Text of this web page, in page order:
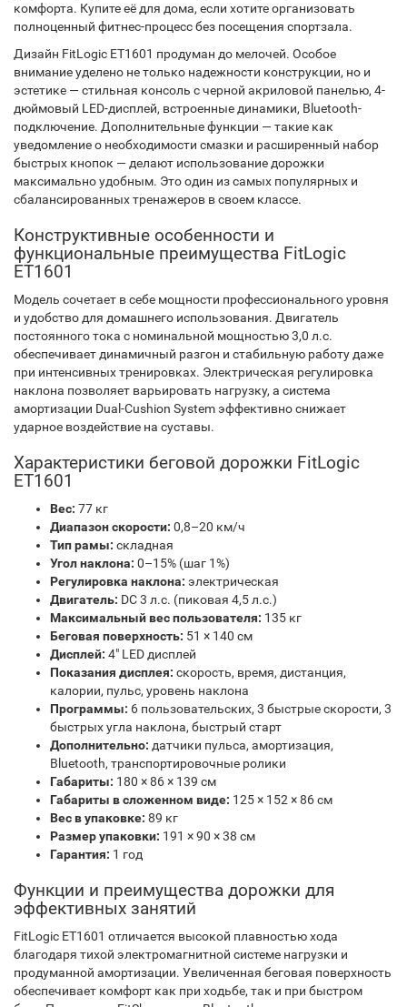
комфорта. Купите её для дома, если хотите организовать
полноценный фитнес-процесс без посещения спортзала.
Дизайн FitLogic ET1601 продуман до мелочей. Особое
внимание уделено не только надежности конструкции, но и
эстетике — стильная консоль с черной акриловой панелью, 4-
дюймовый LED-дисплей, встроенные динамики, Bluetooth-
подключение. Дополнительные функции — такие как
уведомление о необходимости смазки и расширенный набор
быстрых кнопок — делают использование дорожки
максимально удобным. Это один из самых популярных и
сбалансированных тренажеров в своем классе.
Конструктивные особенности и
функциональные преимущества FitLogic
ET1601
Модель сочетает в себе мощности профессионального уровня
и удобство для домашнего использования. Двигатель
постоянного тока с номинальной мощностью 3,0 л.с.
обеспечивает динамичный разгон и стабильную работу даже
при интенсивных тренировках. Электрическая регулировка
наклона позволяет варьировать нагрузку, а система
амортизации Dual-Cushion System эффективно снижает
ударное воздействие на суставы.
Характеристики беговой дорожки FitLogic
ET1601
Вес: 77 кг
Диапазон скорости: 0,8–20 км/ч
Тип рамы: складная
Угол наклона: 0–15% (шаг 1%)
Регулировка наклона: электрическая
Двигатель: DC 3 л.с. (пиковая 4,5 л.с.)
Максимальный вес пользователя: 135 кг
Беговая поверхность: 51 × 140 см
Дисплей: 4" LED дисплей
Показания дисплея: скорость, время, дистанция,
калории, пульс, уровень наклона
Программы: 6 пользовательских, 3 быстрые скорости, 3
быстрых угла наклона, быстрый старт
Дополнительно: датчики пульса, амортизация,
Bluetooth, транспортировочные ролики
Габариты: 180 × 86 × 139 см
Габариты в сложенном виде: 125 × 152 × 86 см
Вес в упаковке: 89 кг
Размер упаковки: 191 × 90 × 38 см
Гарантия: 1 год
Функции и преимущества дорожки для
эффективных занятий
FitLogic ET1601 отличается высокой плавностью хода
благодаря тихой электромагнитной системе нагрузки и
продуманной амортизации. Увеличенная беговая поверхность
обеспечивает комфорт как при ходьбе, так и при быстром